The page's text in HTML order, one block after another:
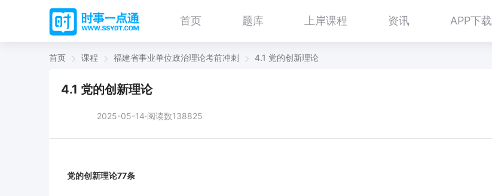
首页 题库 上岸课程 资讯 APP下载
首页 课程 福建省事业单位政治理论考前冲刺 4.1 党的创新理论
4.1 党的创新理论
2025-05-14·阅读数138825
党的创新理论77条